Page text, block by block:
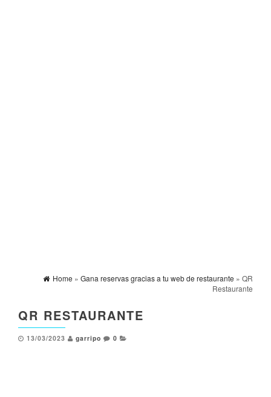
Home » Gana reservas gracias a tu web de restaurante » QR
Restaurante
QR RESTAURANTE
13/03/2023 garripo 0